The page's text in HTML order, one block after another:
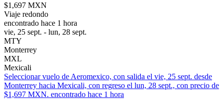
$1,697 MXN
Viaje redondo
encontrado hace 1 hora
vie, 25 sept. - lun, 28 sept.
MTY
Monterrey
MXL
Mexicali
Seleccionar vuelo de Aeromexico, con salida el vie, 25 sept. desde
Monterrey hacia Mexicali, con regreso el lun, 28 sept., con precio de
$1,697 MXN. encontrado hace 1 hora